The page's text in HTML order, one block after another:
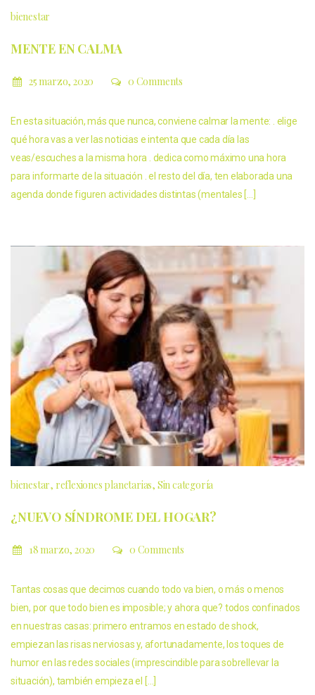
bienestar
MENTE EN CALMA
25 marzo, 2020 0 Comments
En esta situación, más que nunca, conviene calmar la mente: . elige
qué hora vas a ver las noticias e intenta que cada día las
veas/escuches a la misma hora . dedica como máximo una hora
para informarte de la situación . el resto del día, ten elaborada una
agenda donde figuren actividades distintas (mentales […]
bienestar reflexiones planetarias Sin categoría
¿NUEVO SÍNDROME DEL HOGAR?
18 marzo, 2020 0 Comments
Tantas cosas que decimos cuando todo va bien, o más o menos
bien, por que todo bien es imposible; y ahora que? todos confinados
en nuestras casas: primero entramos en estado de shock,
empiezan las risas nerviosas y, afortunadamente, los toques de
humor en las redes sociales (imprescindible para sobrellevar la
situación), también empieza el […]